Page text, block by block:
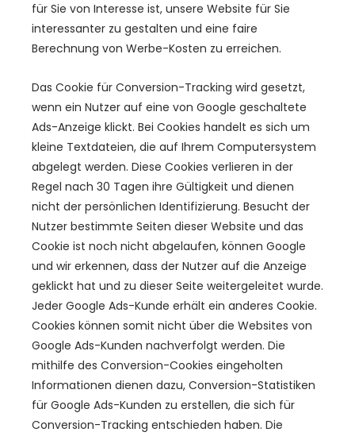
für Sie von Interesse ist, unsere Website für Sie
interessanter zu gestalten und eine faire
Berechnung von Werbe-Kosten zu erreichen.
Das Cookie für Conversion-Tracking wird gesetzt,
wenn ein Nutzer auf eine von Google geschaltete
Ads-Anzeige klickt. Bei Cookies handelt es sich um
kleine Textdateien, die auf Ihrem Computersystem
abgelegt werden. Diese Cookies verlieren in der
Regel nach 30 Tagen ihre Gültigkeit und dienen
nicht der persönlichen Identifizierung. Besucht der
Nutzer bestimmte Seiten dieser Website und das
Cookie ist noch nicht abgelaufen, können Google
und wir erkennen, dass der Nutzer auf die Anzeige
geklickt hat und zu dieser Seite weitergeleitet wurde.
Jeder Google Ads-Kunde erhält ein anderes Cookie.
Cookies können somit nicht über die Websites von
Google Ads-Kunden nachverfolgt werden. Die
mithilfe des Conversion-Cookies eingeholten
Informationen dienen dazu, Conversion-Statistiken
für Google Ads-Kunden zu erstellen, die sich für
Conversion-Tracking entschieden haben. Die